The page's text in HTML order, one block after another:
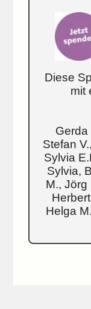
Diese
mit
Gerda
Stefan
Sylvia
Sylvia,
M., Jörg
Helga